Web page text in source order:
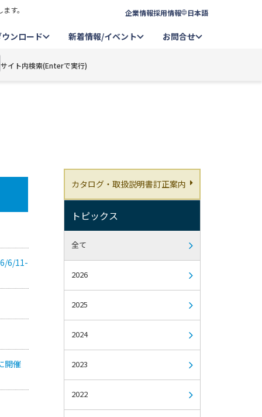
す。 企業情報採用情報 日本語
ウンロード 新着情報/イベント お問合せ
サイト内検索(Enterで実行)
6/11-
開催
カタログ・取扱説明書訂正案内
トピックス
全て
2026
2025
2024
2023
2022